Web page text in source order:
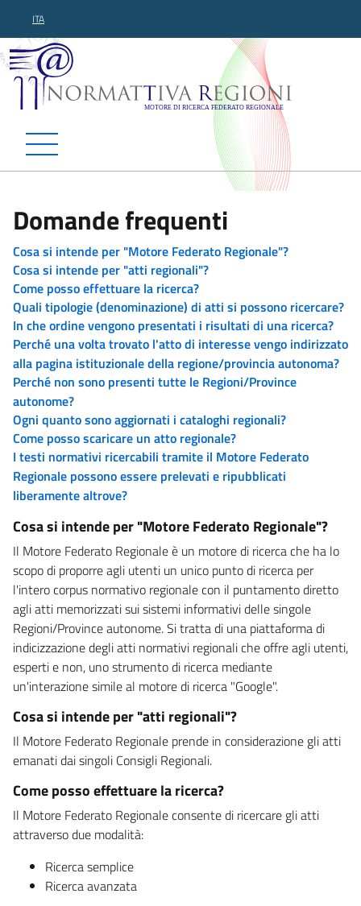
ITA
Normattiva Regioni -
Domande frequenti
Cosa si intende per "Motore Federato Regionale"?
Cosa si intende per "atti regionali"?
Come posso effettuare la ricerca?
Quali tipologie (denominazione) di atti si possono ricercare?
In che ordine vengono presentati i risultati di una ricerca?
Perché una volta trovato l'atto di interesse vengo indirizzato
alla pagina istituzionale della regione/provincia autonoma?
Perché non sono presenti tutte le Regioni/Province
autonome?
Ogni quanto sono aggiornati i cataloghi regionali?
Come posso scaricare un atto regionale?
I testi normativi ricercabili tramite il Motore Federato
Regionale possono essere prelevati e ripubblicati
liberamente altrove?
Cosa si intende per "Motore Federato Regionale"?
Il Motore Federato Regionale è un motore di ricerca che ha lo
scopo di proporre agli utenti un unico punto di ricerca per
l'intero corpus normativo regionale con il puntamento diretto
agli atti memorizzati sui sistemi informativi delle singole
Regioni/Province autonome. Si tratta di una piattaforma di
indicizzazione degli atti normativi regionali che offre agli utenti,
esperti e non, uno strumento di ricerca mediante
un'interazione simile al motore di ricerca "Google".
Cosa si intende per "atti regionali"?
Il Motore Federato Regionale prende in considerazione gli atti
emanati dai singoli Consigli Regionali.
Come posso effettuare la ricerca?
Il Motore Federato Regionale consente di ricercare gli atti
attraverso due modalità:
Ricerca semplice
Ricerca avanzata